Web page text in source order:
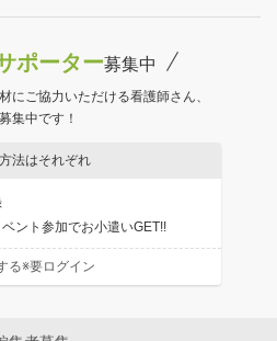
ポーター募集中
にご協力いただける看護師さん、
集中です！
法はそれぞれ
ント参加でお小遣いGET!!
る※要ログイン